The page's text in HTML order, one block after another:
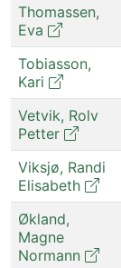
Thomassen,
Eva
Tobiasson,
Kari
Vetvik, Rolv
Petter
Viksjø, Randi
Elisabeth
Økland,
Magne
Normann